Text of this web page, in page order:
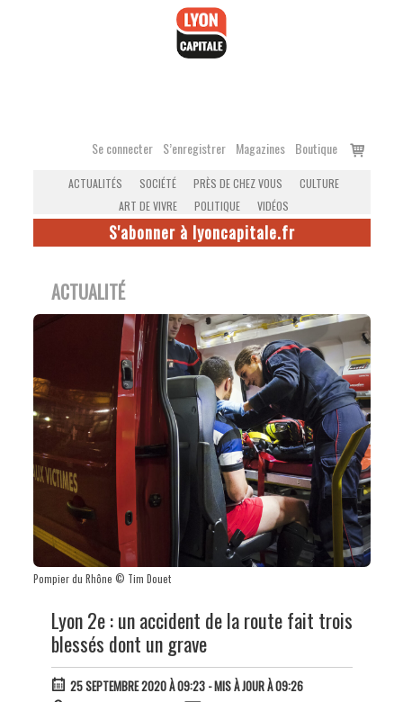
Se connecter S’enregistrer Magazines Boutique
Voir
ACTUALITÉS SOCIÉTÉ PRÈS DE CHEZ VOUS
CULTURE
ART DE VIVRE
POLITIQUE VIDÉOS
S'abonner à lyoncapitale.fr
ACTUALITÉ
Pompier du Rhône © Tim Douet
Lyon 2e : un accident de la route fait trois
blessés dont un grave
25 SEPTEMBRE 2020 À 09:23- MIS À JOUR À 09:26